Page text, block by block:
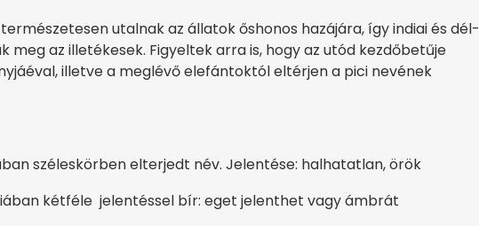
utalnak az állatok őshonos hazájára, így indiai és dél-
meg az illetékesek. Figyeltek arra is, hogy az utód kezdőbetűje
illetve a meglévő elefántoktól eltérjen a pici nevének
széleskörben elterjedt név. Jelentése: halhatatlan, örök
kétféle jelentéssel bír: eget jelenthet vagy ámbrát